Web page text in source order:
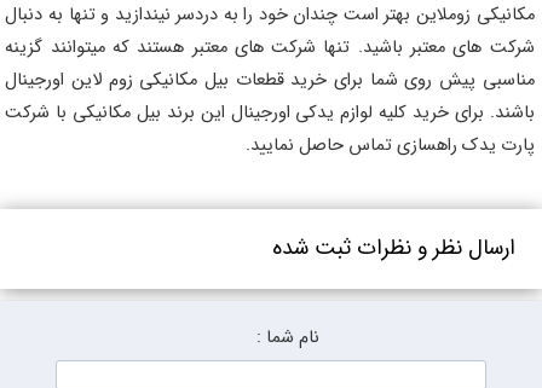
مکانیکی زوملاین بهتر است چندان خود را به دردسر نیندازید و تنها به دنبال
شرکت های معتبر باشید. تنها شرکت های معتبر هستند که میتوانند گزینه
مناسبی پیش روی شما برای خرید قطعات بیل مکانیکی زوم لاین اورجینال
باشند. برای خرید کلیه لوازم یدکی اورجینال این برند بیل مکانیکی با شرکت
پارت یدک راهسازی تماس حاصل نمایید.
ارسال نظر و نظرات ثبت شده
نام شما :